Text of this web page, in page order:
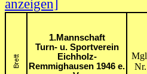
anzeigen]
1.Mannschaft
Turn- u. Sportverein
Eichholz-
Remmighausen 1946 e.
Nr.